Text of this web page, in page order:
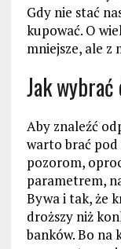
Gdy nie stać
kupować. O
mniejsze, ale z
Jak
Aby znaleźć
warto brać pod
pozorom,
parametrem,
Bywa i tak, że
droższy niż
banków. Bo na